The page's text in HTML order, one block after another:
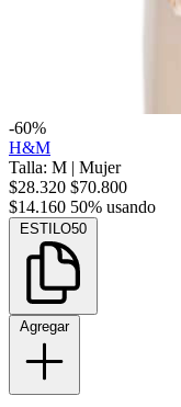
-60%
H&M
Talla: M | Mujer
$28.320 $70.800
$14.160 50% usando
ESTILO50
Agregar